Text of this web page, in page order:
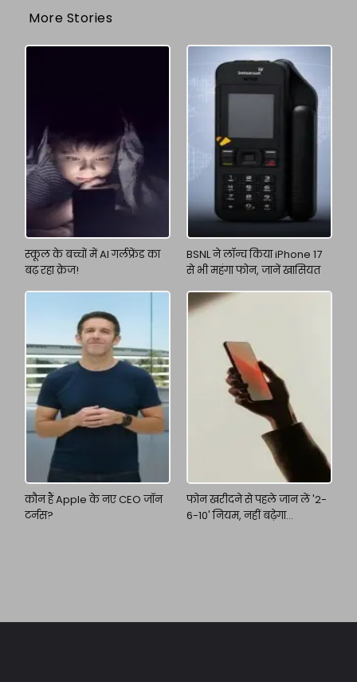
More Stories
स्कूल के बच्चों में AI गर्लफ्रेंड का
बढ़ रहा क्रेज!
BSNL ने लॉन्च किया iPhone 17
से भी महंगा फोन, जानें खासियत
कौन हैं Apple के नए CEO जॉन
टर्नस?
फोन खरीदने से पहले जान लें '2-
6-10' नियम, नहीं बढ़ेगा